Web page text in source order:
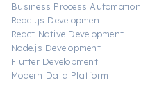
Business Process Automation
React.js Development
React Native Development
Node.js Development
Flutter Development
Modern Data Platform